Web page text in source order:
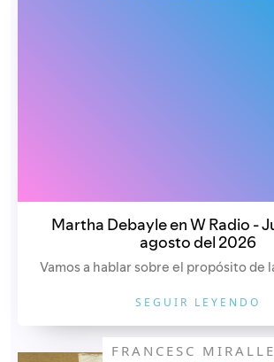
Martha Debayle en W Radio -
agosto del 2026
Vamos a hablar sobre el propósito de
SEGUIR LEYENDO
FRANCESC